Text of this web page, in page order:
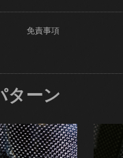
免責事項
ターン